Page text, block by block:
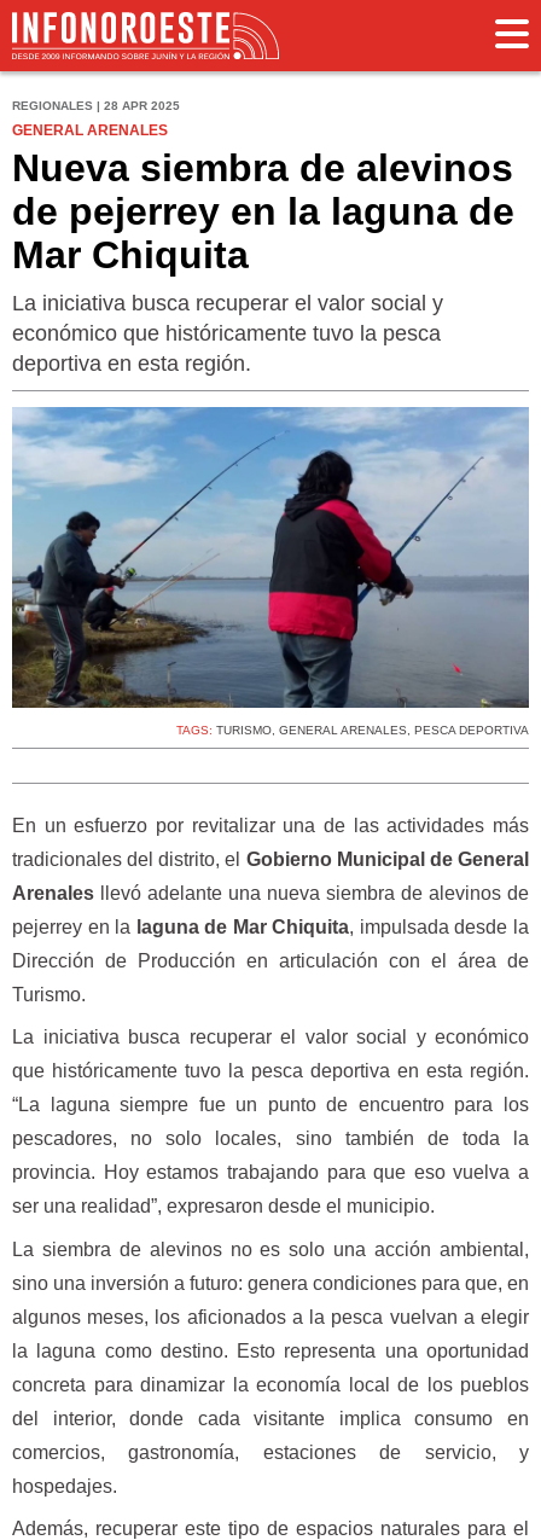
REGIONALES | 28 APR 2025
GENERAL ARENALES
Nueva siembra de alevinos
de pejerrey en la laguna de
Mar Chiquita
La iniciativa busca recuperar el valor social y
económico que históricamente tuvo la pesca
deportiva en esta región.
TAGS: TURISMO, GENERAL ARENALES, PESCA DEPORTIVA
En un esfuerzo por revitalizar una de las actividades más
tradicionales del distrito, el Gobierno Municipal de General
Arenales llevó adelante una nueva siembra de alevinos de
pejerrey en la laguna de Mar Chiquita, impulsada desde la
Dirección de Producción en articulación con el área de
Turismo.
La iniciativa busca recuperar el valor social y económico
que históricamente tuvo la pesca deportiva en esta región.
“La laguna siempre fue un punto de encuentro para los
pescadores, no solo locales, sino también de toda la
provincia. Hoy estamos trabajando para que eso vuelva a
ser una realidad”, expresaron desde el municipio.
La siembra de alevinos no es solo una acción ambiental,
sino una inversión a futuro: genera condiciones para que, en
algunos meses, los aficionados a la pesca vuelvan a elegir
la laguna como destino. Esto representa una oportunidad
concreta para dinamizar la economía local de los pueblos
del interior, donde cada visitante implica consumo en
comercios, gastronomía, estaciones de servicio, y
hospedajes.
Además, recuperar este tipo de espacios naturales para el